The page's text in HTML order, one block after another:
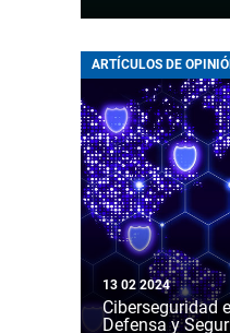
ARTÍCULOS DE
13 02 2024
Ciberseguridad
Defensa y